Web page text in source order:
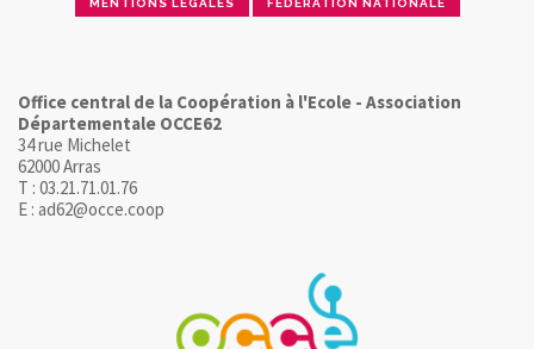
Office central de la Coopération à l'Ecole - Association
Départementale OCCE62
34 rue Michelet
62000 Arras
T : 03.21.71.01.76
E : ad62@occe.coop